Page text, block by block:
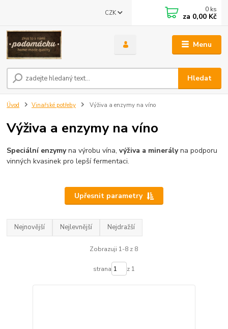
Menu
CZK
Hledat
0 ks
za 0,00 Kč
Úvod Vinařské potřeby Výživa a enzymy na víno
Výživa a enzymy na víno
Speciální enzymyna výrobu vína,výživa a minerályna podporu
vinných kvasinek pro lepší fermentaci.
Upřesnit parametry
Nejnovější Nejlevnější Nejdražší
Zobrazuji 1-8 z 8
strana z 1